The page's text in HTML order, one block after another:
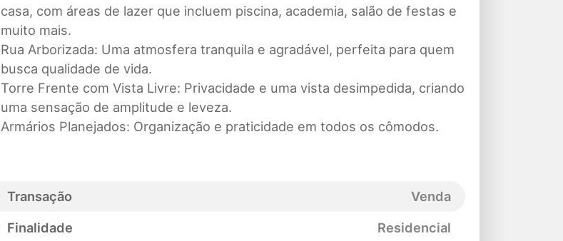
casa, com áreas de lazer que incluem piscina, academia, salão de festas e
muito mais.
Rua Arborizada: Uma atmosfera tranquila e agradável, perfeita para quem
busca qualidade de vida.
Torre Frente com Vista Livre: Privacidade e uma vista desimpedida, criando
uma sensação de amplitude e leveza.
Armários Planejados: Organização e praticidade em todos os cômodos.
Transação
Venda
Finalidade
Residencial